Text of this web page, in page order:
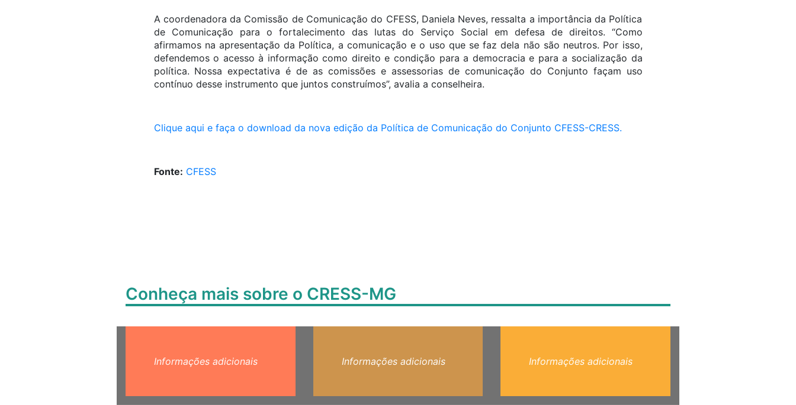
A coordenadora da Comissão de Comunicação do CFESS, Daniela Neves, ressalta a importância da Política
de Comunicação para o fortalecimento das lutas do Serviço Social em defesa de direitos. “Como
afirmamos na apresentação da Política, a comunicação e o uso que se faz dela não são neutros. Por isso,
defendemos o acesso à informação como direito e condição para a democracia e para a socialização da
política. Nossa expectativa é de as comissões e assessorias de comunicação do Conjunto façam uso
contínuo desse instrumento que juntos construímos”, avalia a conselheira.
Clique aqui e faça o download da nova edição da Política de Comunicação do Conjunto CFESS-CRESS.
Fonte: CFESS
Conheça mais sobre o CRESS-MG
Informações adicionais Informações adicionais Informações adicionais